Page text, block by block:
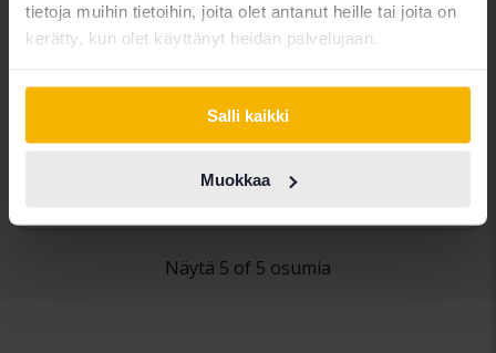
tietoja muihin tietoihin, joita olet antanut heille tai joita on
kerätty, kun olet käyttänyt heidän palvelujaan.
Salli kaikki
Muokkaa
Opel MOKKA
Bensiini
Näytä 5 of 5 osumia